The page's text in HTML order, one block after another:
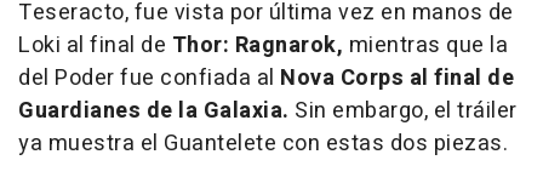
Teseracto, fue vista por última vez en manos de
Loki al final de Thor: Ragnarok, mientras que la
del Poder fue confiada al Nova Corps al final de
Guardianes de la Galaxia. Sin embargo, el tráiler
ya muestra el Guantelete con estas dos piezas.